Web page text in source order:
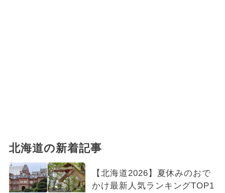
北海道の新着記事
【北海道2026】夏休みのおで
かけ最新人気ランキングTOP1